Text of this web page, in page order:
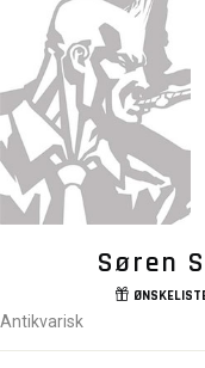
Søren
Antikvarisk